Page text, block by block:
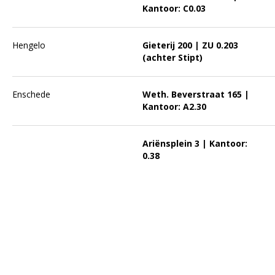
Kantoor: C0.03
Hengelo
Gieterij 200 | ZU 0.203
(achter Stipt)
Enschede
Weth. Beverstraat 165 |
Kantoor: A2.30
Ariënsplein 3 | Kantoor:
0.38